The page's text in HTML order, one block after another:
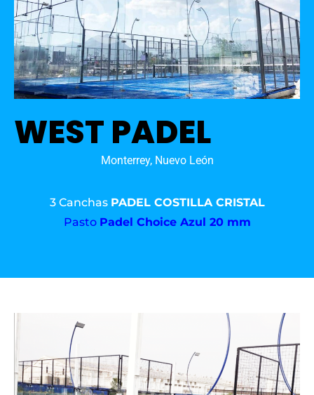
WEST PADEL
Monterrey, Nuevo León
3 Canchas PADEL COSTILLA CRISTAL
Pasto Padel Choice Azul 20 mm